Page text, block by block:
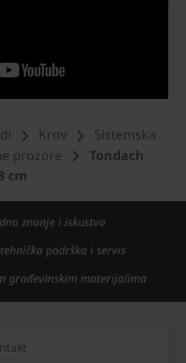
Krov
Sistemska
prozore
Tondach
cm
znanje i iskustvo
podrška i servis
građevinskim materijalima